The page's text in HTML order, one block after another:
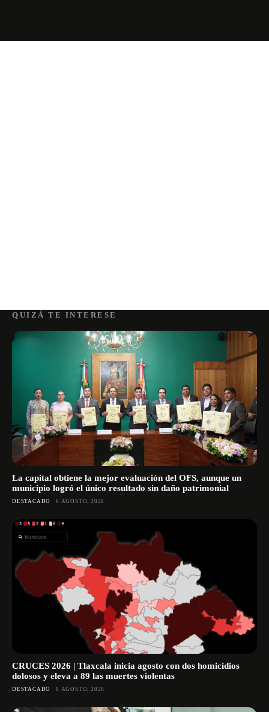
QUIZÁ TE INTERESE
La capital obtiene la mejor evaluación del OFS, aunque un
municipio logró el único resultado sin daño patrimonial
DESTACADO 6 AGOSTO, 2026
CRUCES 2026 | Tlaxcala inicia agosto con dos homicidios
dolosos y eleva a 89 las muertes violentas
DESTACADO 6 AGOSTO, 2026